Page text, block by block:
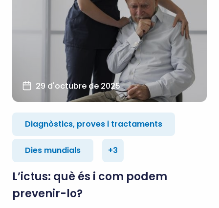
29 d'octubre de 2025
Diagnòstics, proves i tractaments
Dies mundials +3
L’ictus: què és i com podem
prevenir-lo?